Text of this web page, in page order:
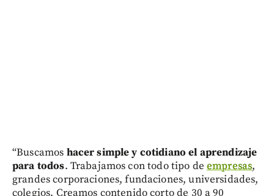
“Buscamos hacer simple y cotidiano el aprendizaje
para todos. Trabajamos con todo tipo deempresas,
grandes corporaciones, fundaciones, universidades,
colegios. Creamos contenido corto de 30 a 90